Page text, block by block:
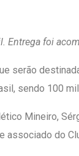
Entrega foi
serão
sendo 100
Mineiro,
do